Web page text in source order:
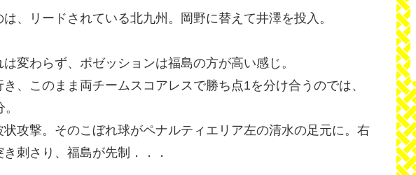
、リードされている北九州。岡野に替えて井澤を投入。
変わらず、ポゼッションは福島の方が高い感じ。
、このまま両チームスコアレスで勝ち点1を分け合うのでは、
攻撃。そのこぼれ球がペナルティエリア左の清水の足元に。右
刺さり、福島が先制．．．